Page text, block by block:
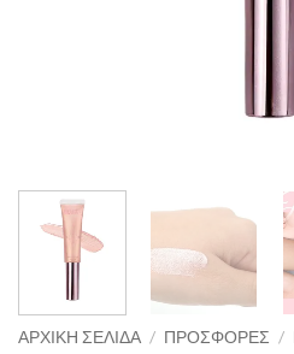
ΑΡΧΙΚΉ ΣΕΛΊΔΑ / ΠΡΟΣΦΟΡΈΣ /